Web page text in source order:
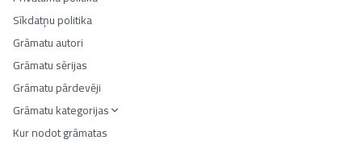
Sīkdatņu politika
Grāmatu autori
Grāmatu sērijas
Grāmatu pārdevēji
Grāmatu kategorijas
Kur nodot grāmatas